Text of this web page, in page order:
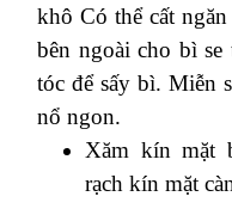
khô Có thể cất
bên ngoài cho bì
tóc để sấy bì. Miễn
nổ ngon.
Xăm kín mặt
rạch kín mặt